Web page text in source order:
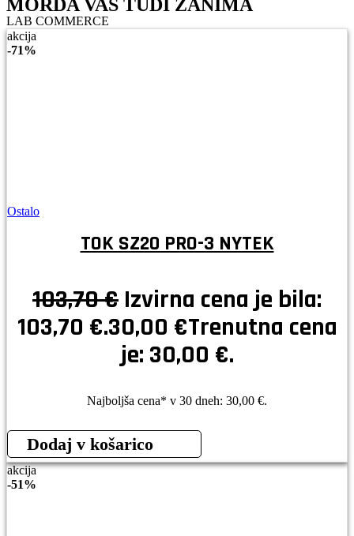
MORDA VAS TUDI ZANIMA
LAB COMMERCE
akcija
-71%
Ostalo
TOK SZ20 PRO-3 NYTEK
103,70€ Izvirna cena je bila:
103,70 €.30,00 €Trenutna cena
je: 30,00 €.
Najboljša cena* v 30 dneh: 30,00 €.
Dodaj v košarico
akcija
-51%